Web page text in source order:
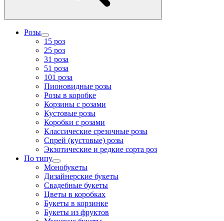
Розы
15 роз
25 роз
31 роза
51 роза
101 роза
Пионовидные розы
Розы в коробке
Корзины с розами
Кустовые розы
Коробки с розами
Классические срезочные розы
Спрей (кустовые) розы
Экзотические и редкие сорта роз
По типу
Монобукеты
Дизайнерские букеты
Свадебные букеты
Цветы в коробках
Букеты в корзинке
Букеты из фруктов